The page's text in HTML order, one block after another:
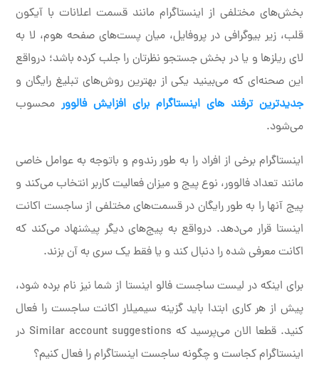
بخش‌های مختلفی از اینستاگرام مانند قسمت اعلانات با آیکون
قلب، زیر بیوگرافی در پروفایل، میان پست‌های صفحه هوم، لا به
لای ریلزها و یا در بخش جستجو نظرتان را جلب کرده باشد؛ درواقع
این صحنه‌ای که می‌بینید یکی از بهترین روش‌های تبلیغ رایگان و
جدیدترین ترفند های اینستاگرام برای افزایش فالوورمحسوب
می‌شود.
اینستاگرام برخی از افراد را به طور رندوم و باتوجه به عوامل خاصی
مانند تعداد فالوور، نوع پیج و میزان فعالیت کاربر انتخاب می‌کند و
پیج آنها را به طور رایگان در قسمت‌های مختلفی از ساجست اکانت
اینستا قرار می‌دهد. درواقع به پیج‌های دیگر پیشنهاد می‌کند که
اکانت معرفی شده را دنبال کند و یا فقط یک سری به آن بزند.
برای اینکه در لیست ساجست فالو اینستا از شما نیز نام برده شود،
پیش از هر کاری ابتدا باید گزینه سیمیلار اکانت ساجست را فعال
کنید. قطعا الان می‌پرسید که Similar account suggestions در
اینستاگرام کجاست و چگونه ساجست اینستاگرام را فعال کنیم؟